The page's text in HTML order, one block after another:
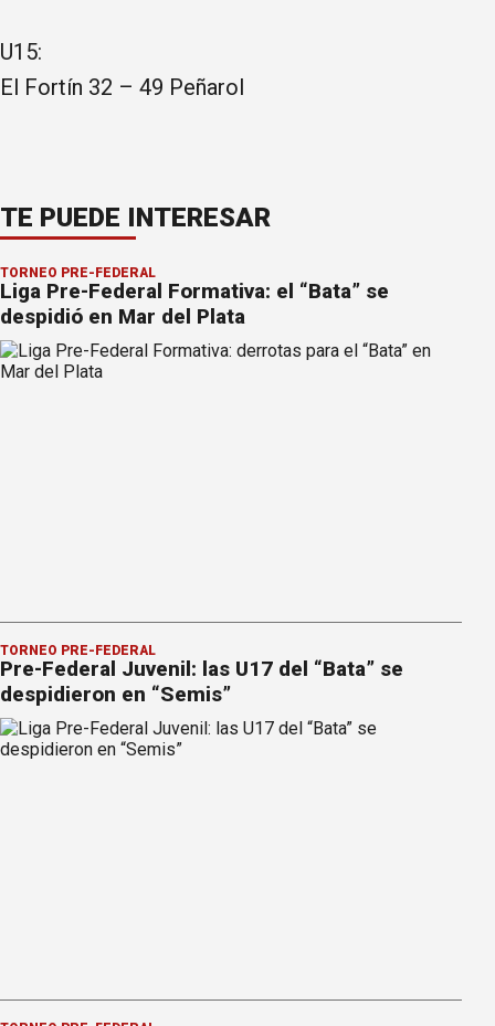
U15:
El Fortín 32 – 49 Peñarol
TE PUEDE INTERESAR
TORNEO PRE-FEDERAL
Liga Pre-Federal Formativa: el “Bata” se
despidió en Mar del Plata
TORNEO PRE-FEDERAL
Pre-Federal Juvenil: las U17 del “Bata” se
despidieron en “Semis”